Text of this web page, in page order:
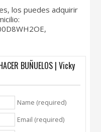
los puedes adquirir
BUÑUELOS | Vicky
Name (required)
Email (required)